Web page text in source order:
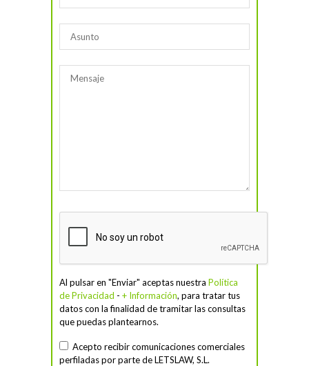
Al pulsar en "Enviar" aceptas nuestra Política
de Privacidad - + Información, para tratar tus
datos con la finalidad de tramitar las consultas
que puedas plantearnos.
Acepto recibir comunicaciones comerciales
perfiladas por parte de LETSLAW, S.L.